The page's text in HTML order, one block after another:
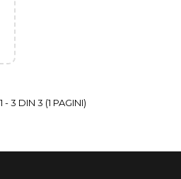
TOPPER MEMORY 6
cm, husa detasabila
ADAUGĂ ÎN COŞ
- 3 DIN 3 (1 PAGINI)